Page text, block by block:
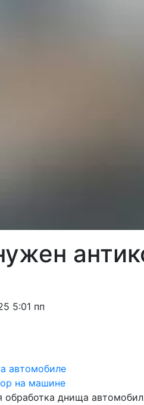
5:01 пп
автомобиле
на машине
обработка днища